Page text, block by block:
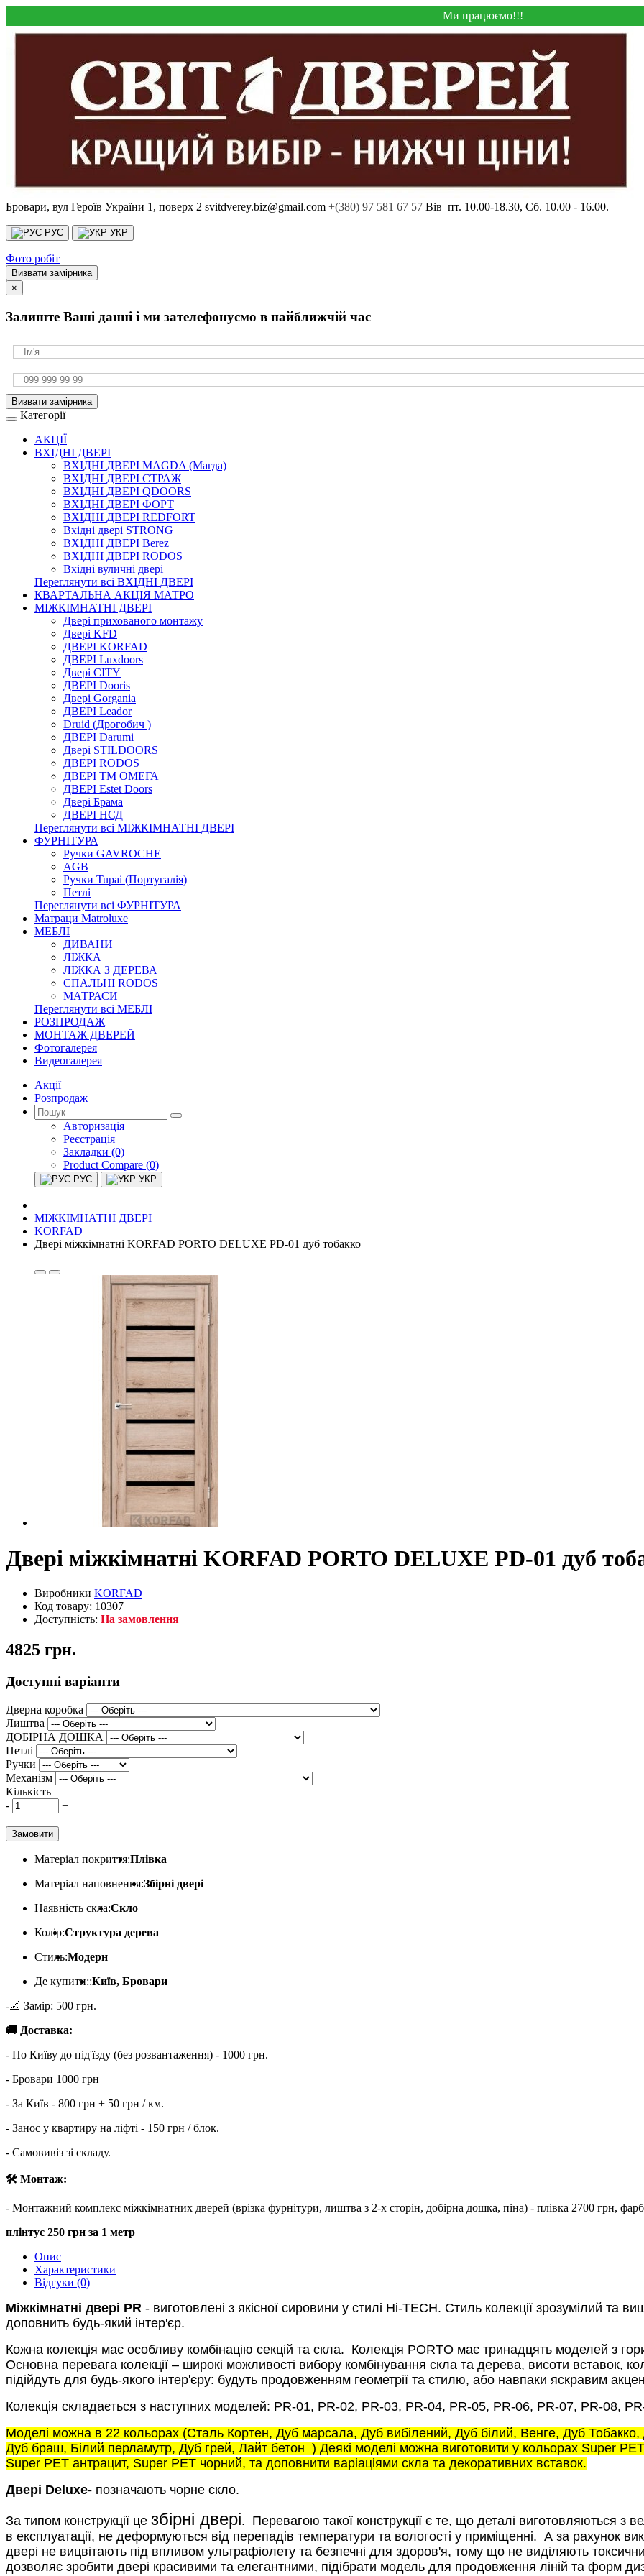
Ми працюємо!!!
Бровари, вул Героїв України 1, поверх 2 svitdverey.biz@gmail.com +(380) 97 581 67 57 Вів–пт. 10.00-18.30, Сб. 10.00 - 16.00.
РУС УКР
Фото робіт
Визвати замірника
×
Залиште Ваші данні і ми зателефонуємо в найближчій час
Визвати замірника
Категорії
АКЦІЇ
ВХІДНІ ДВЕРІ
ВХІДНІ ДВЕРІ МAGDA (Магда)
ВХІДНІ ДВЕРІ СТРАЖ
ВХІДНІ ДВЕРІ QDOORS
ВХІДНІ ДВЕРІ ФОРТ
ВХІДНІ ДВЕРІ REDFORT
Вхідні двері STRONG
ВХІДНІ ДВЕРІ Berez
ВХІДНІ ДВЕРІ RODOS
Вхідні вуличні двері
Переглянути всі ВХІДНІ ДВЕРІ
КВАРТАЛЬНА АКЦІЯ МАТРО
МІЖКІМНАТНІ ДВЕРІ
Двері прихованого монтажу
Двері KFD
ДВЕРІ KORFAD
ДВЕРІ Luxdoors
Двері CITY
ДВЕРІ Dooris
Двері Gorgania
ДВЕРІ Leador
Druid (Дрогобич )
ДВЕРІ Darumi
Двері STILDOORS
ДВЕРІ RODOS
ДВЕРІ ТМ ОМЕГА
ДВЕРІ Estet Doors
Двері Брама
ДВЕРІ НСД
Переглянути всі МІЖКІМНАТНІ ДВЕРІ
ФУРНІТУРА
Ручки GAVROCHE
AGB
Ручки Tupai (Португалія)
Петлі
Переглянути всі ФУРНІТУРА
Матраци Matroluxe
МЕБЛІ
ДИВАНИ
ЛІЖКА
ЛІЖКА З ДЕРЕВА
СПАЛЬНІ RODOS
МАТРАСИ
Переглянути всі МЕБЛІ
РОЗПРОДАЖ
МОНТАЖ ДВЕРЕЙ
Фотогалерея
Видеогалерея
Акції
Розпродаж
Авторизація
Реєстрація
Закладки (0)
Product Compare (0)
РУС УКР
МІЖКІМНАТНІ ДВЕРІ
KORFAD
Двері міжкімнатні KORFAD PORTO DELUXE PD-01 дуб тобакко
Двері міжкімнатні KORFAD PORTO DELUXE PD-01 дуб
Виробники KORFAD
Код товару: 10307
Доступність: На замовлення
4825 грн.
Доступні варіанти
Дверна коробка
Лиштва
ДОБІРНА ДОШКА
Петлі
Ручки
Механізм
Кількість
-
+
Замовити
Матеріал покриття:Плівка
Матеріал наповнення:Збірні двері
Наявність скла:Скло
Колір:Структура дерева
Стиль:Модерн
Де купити::Київ, Бровари
-📐 Замір: 500 грн.
🚚 Доставка:
- По Київу до під'їзду (без розвантаження) - 1000 грн.
- Бровари 1000 грн
- За Київ - 800 грн + 50 грн / км.
- Занос у квартиру на ліфті - 150 грн / блок.
- Самовивіз зі складу.
🛠 Монтаж:
- Монтажний комплекс міжкімнатних дверей (врізка фурнітури, лиштва з 2-х сторін, добірна дошка, піна) - плівка 2700 грн,
плінтус 250 грн за 1 метр
Опис
Характеристики
Відгуки (0)
Міжкімнатні двері PR - виготовлені з якісної сировини у стилі Hi-TECH. Стиль колекції зрозумілий та
доповнить будь-який інтер'єр.
Кожна колекція має особливу комбінацію секцій та скла. Колекція PORTO має тринадцять моделей з
Основна перевага колекції – широкі можливості вибору комбінування скла та дерева, висоти вставок,
підійдуть для будь-якого інтер'єру: будуть продовженням геометрії та стилю, або навпаки яскравим
Колекція складається з наступних моделей: PR-01, PR-02, PR-03, PR-04, PR-05, PR-06, PR-07, PR-08,
Моделі можна в 22 кольорах (Сталь Кортен, Дуб марсала, Дуб вибілений, Дуб білий, Венге, Дуб
Дуб браш, Білий перламутр, Дуб грей, Лайт бетон ) Деякі моделі можна виготовити у кольорах Super
Super PET антрацит, Super PET чорний, та доповнити варіаціями скла та декоративних вставок.
Двері Deluxe- позначають чорне скло.
За типом конструкції це збірні двері. Перевагою такої конструкції є те, що деталі виготовляються з
в експлуатації, не деформуються від перепадів температури та вологості у приміщенні. А за рахунок
двері не вицвітають під впливом ультрафіолету та безпечні для здоров'я, тому що не виділяють
дозволяє зробити двері красивими та елегантними, підібрати модель для продовження ліній та форм